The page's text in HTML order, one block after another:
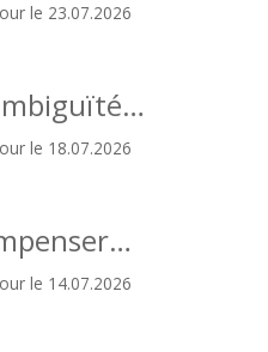
le 23.07.2026
le 18.07.2026
le 14.07.2026